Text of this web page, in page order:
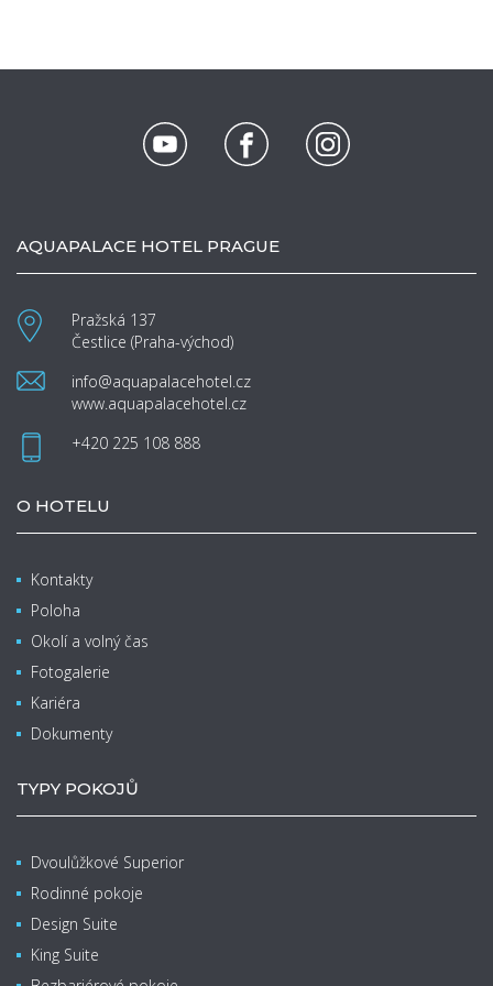
AQUAPALACE HOTEL PRAGUE
Pražská 137
Čestlice (Praha-východ)
info@aquapalacehotel.cz
www.aquapalacehotel.cz
+420 225 108 888
O HOTELU
Kontakty
Poloha
Okolí a volný čas
Fotogalerie
Kariéra
Dokumenty
TYPY POKOJŮ
Dvoulůžkové Superior
Rodinné pokoje
Design Suite
King Suite